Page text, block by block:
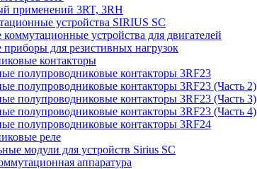
применений 3RT, 3RH
устройства SIRIUS SC
устройства для двигателей
для резистивных нагрузок
контакторы
полупроводниковые контакторы 3RF23
полупроводниковые контакторы 3RF23 (Часть 2)
полупроводниковые контакторы 3RF23 (Часть 3)
полупроводниковые контакторы 3RF23 (Часть 4)
полупроводниковые контакторы 3RF24
реле
модули для устройств Sirius SC
аппаратура